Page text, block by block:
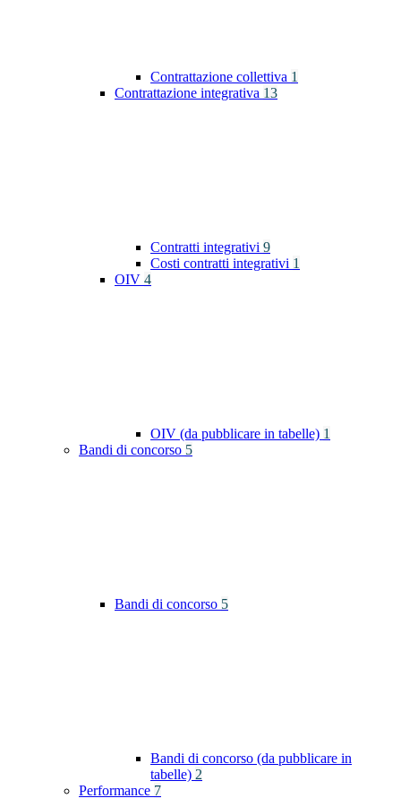
Contrattazione collettiva 1
Contrattazione integrativa 13
Contratti integrativi 9
Costi contratti integrativi 1
OIV 4
OIV (da pubblicare in tabelle) 1
Bandi di concorso 5
Bandi di concorso 5
Bandi di concorso (da pubblicare in
tabelle) 2
Performance 7